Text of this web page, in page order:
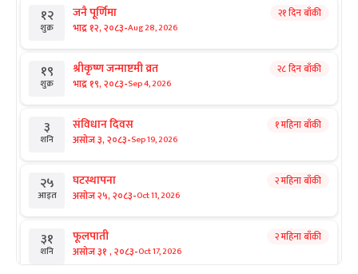
१२
शुक्र
जनै पूर्णिमा
भाद्र १२, २०८३-Aug 28, 2026
२१ दिन बाँकी
१९
शुक्र
श्रीकृष्ण जन्माष्टमी व्रत
भाद्र १९, २०८३-Sep 4, 2026
२८ दिन बाँकी
३
शनि
संविधान दिवस
असोज ३, २०८३-Sep 19, 2026
१ महिना बाँकी
२५
आइत
घटस्थापना
असोज २५, २०८३-Oct 11, 2026
२ महिना बाँकी
३१
शनि
फूलपाती
असोज ३१ , २०८३-Oct 17, 2026
२ महिना बाँकी